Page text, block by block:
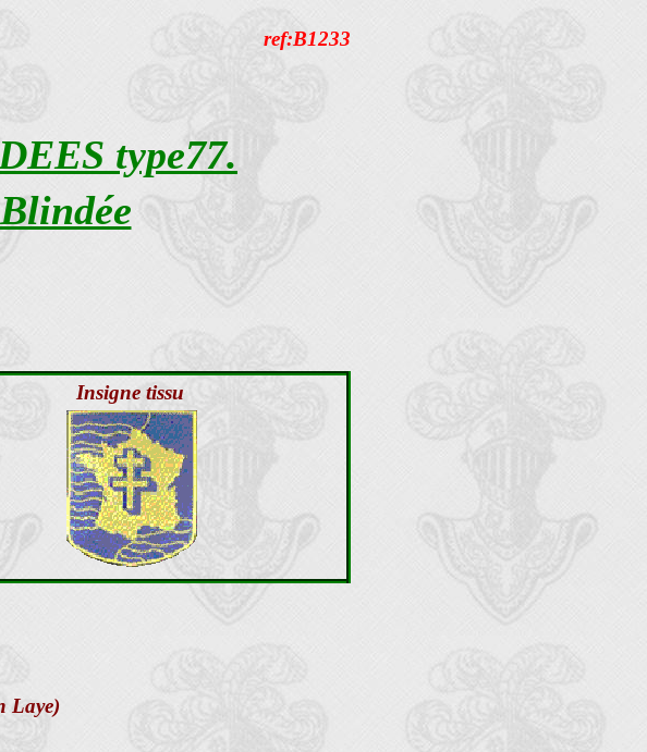
ref:B1233
type77.
Insigne tissu
Laye)